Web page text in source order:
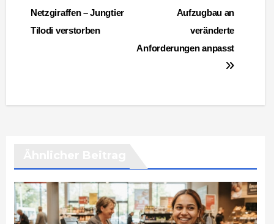
Aufzugbau an
veränderte
Anforderungen anpasst
Netzgiraffen – Jungtier
Tilodi verstorben